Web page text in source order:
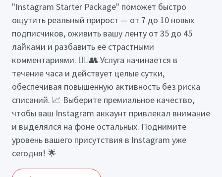
"Instagram Starter Package" поможет быстро
ощутить реальный прирост — от 7 до 10 новых
подписчиков, оживить вашу ленту от 35 до 45
лайками и разбавить её страстными
комментариями. 🙋‍♂️👥 Услуга начинается в
течение часа и действует целые сутки,
обеспечивая повышенную активность без риска
списаний. 📈 Выберите премиальное качество,
чтобы ваш Instagram аккаунт привлекал внимание
и выделялся на фоне остальных. Поднимите
уровень вашего присутствия в Instagram уже
сегодня! 🌟